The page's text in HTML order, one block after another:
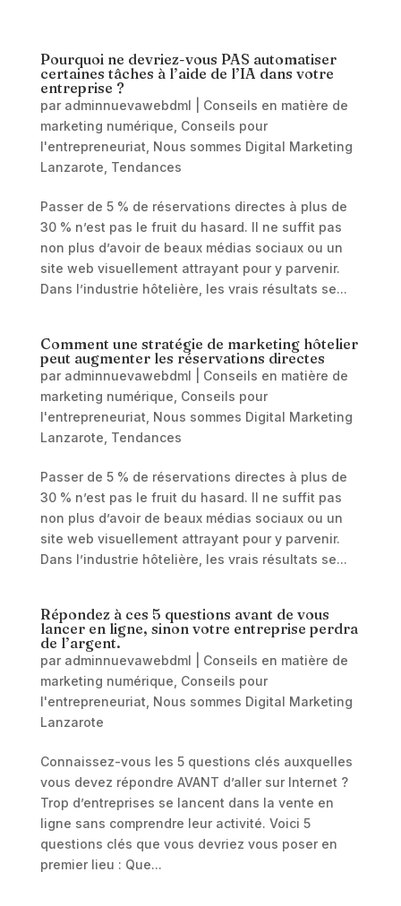
Pourquoi ne devriez-vous PAS automatiser
certaines tâches à l’aide de l’IA dans votre
entreprise ?
par adminnuevawebdml
Conseils en matière de
marketing numérique Conseils pour
l'entrepreneuriat Nous sommes Digital Marketing
Lanzarote Tendances
Passer de 5 % de réservations directes à plus de
30 % n’est pas le fruit du hasard. Il ne suffit pas
non plus d’avoir de beaux médias sociaux ou un
site web visuellement attrayant pour y parvenir.
Dans l’industrie hôtelière, les vrais résultats se...
Comment une stratégie de marketing hôtelier
peut augmenter les réservations directes
par adminnuevawebdml
Conseils en matière de
marketing numérique Conseils pour
l'entrepreneuriat Nous sommes Digital Marketing
Lanzarote Tendances
Passer de 5 % de réservations directes à plus de
30 % n’est pas le fruit du hasard. Il ne suffit pas
non plus d’avoir de beaux médias sociaux ou un
site web visuellement attrayant pour y parvenir.
Dans l’industrie hôtelière, les vrais résultats se...
Répondez à ces 5 questions avant de vous
lancer en ligne, sinon votre entreprise perdra
de l’argent.
par adminnuevawebdml
Conseils en matière de
marketing numérique Conseils pour
l'entrepreneuriat Nous sommes Digital Marketing
Lanzarote
Connaissez-vous les 5 questions clés auxquelles
vous devez répondre AVANT d’aller sur Internet ?
Trop d’entreprises se lancent dans la vente en
ligne sans comprendre leur activité. Voici 5
questions clés que vous devriez vous poser en
premier lieu : Que...